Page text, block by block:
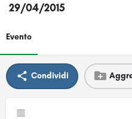
29/04/2015
Evento
Condividi